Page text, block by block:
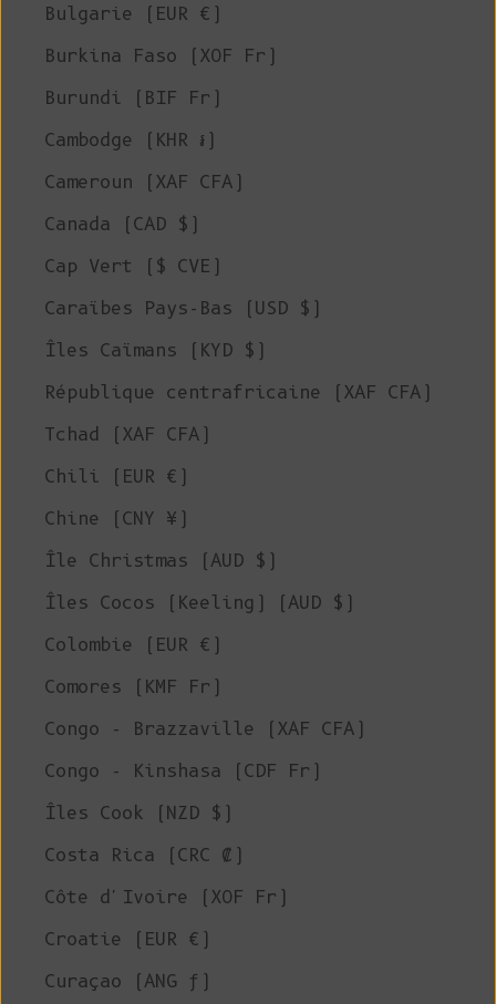
Bulgarie (EUR €)
Burkina Faso (XOF Fr)
Burundi (BIF Fr)
Cambodge (KHR ៛)
Cameroun (XAF CFA)
Canada (CAD $)
Cap Vert ($ CVE)
Caraïbes Pays-Bas (USD $)
Îles Caïmans (KYD $)
République centrafricaine (XAF CFA)
Tchad (XAF CFA)
Chili (EUR €)
Chine (CNY ¥)
Île Christmas (AUD $)
Îles Cocos (Keeling) (AUD $)
Colombie (EUR €)
Comores (KMF Fr)
Congo - Brazzaville (XAF CFA)
Congo - Kinshasa (CDF Fr)
Îles Cook (NZD $)
Costa Rica (CRC ₡)
Côte d'Ivoire (XOF Fr)
Croatie (EUR €)
Curaçao (ANG ƒ)